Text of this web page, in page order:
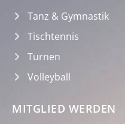
Tanz & Gymnastik
Tischtennis
Turnen
Volleyball
MITGLIED WERDEN